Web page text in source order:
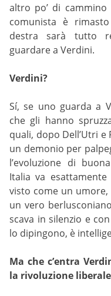
altro po’ di cammino
comunista è
destra sarà tutto
guardare a Verdini.
Verdini?
Sí, se uno guarda a
che gli hanno
quali, dopo Dell’Utri
un demonio per
l’evoluzione di
Italia va
visto come un
un vero
scava in silenzio e
lo dipingono, è
Ma che c’entra
la rivoluzione